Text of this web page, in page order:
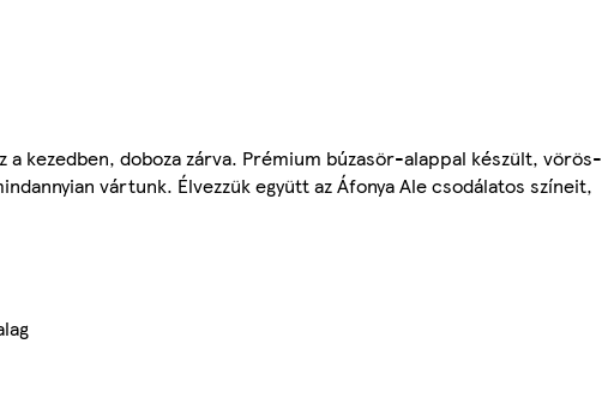
kezedben, doboza zárva. Prémium búzasör-alappal készült, vörös-
vártunk. Élvezzük együtt az Áfonya Ale csodálatos színeit,